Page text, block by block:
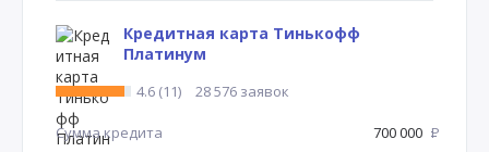
Кредитная карта Тинькофф
Платинум
4.6 (11) 28 576 заявок
Сумма кредита 700 000 Р